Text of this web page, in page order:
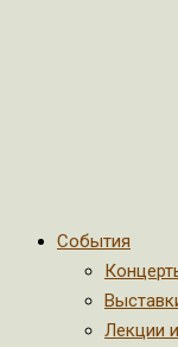
События
Лекции